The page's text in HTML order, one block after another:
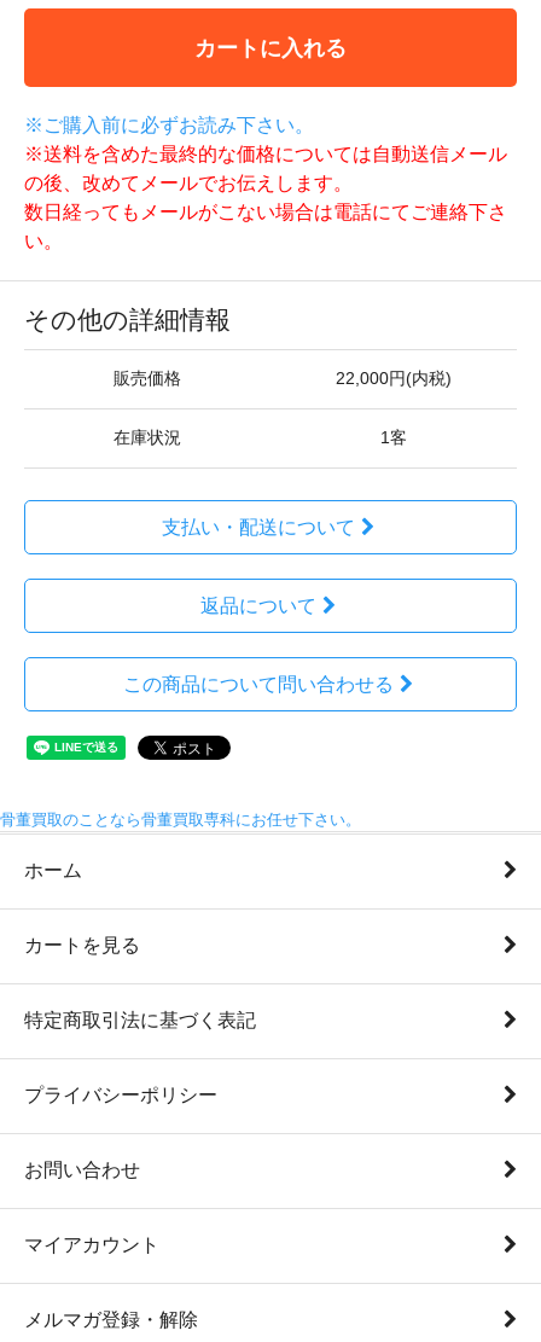
カートに入れる
※ご購入前に必ずお読み下さい。
※送料を含めた最終的な価格については自動送信メール
の後、改めてメールでお伝えします。
数日経ってもメールがこない場合は電話にてご連絡下さ
い。
その他の詳細情報
販売価格 22,000円(内税)
在庫状況 1客
支払い・配送について
返品について
この商品について問い合わせる
骨董買取のことなら骨董買取専科にお任せ下さい。
ホーム
カートを見る
特定商取引法に基づく表記
プライバシーポリシー
お問い合わせ
マイアカウント
メルマガ登録・解除